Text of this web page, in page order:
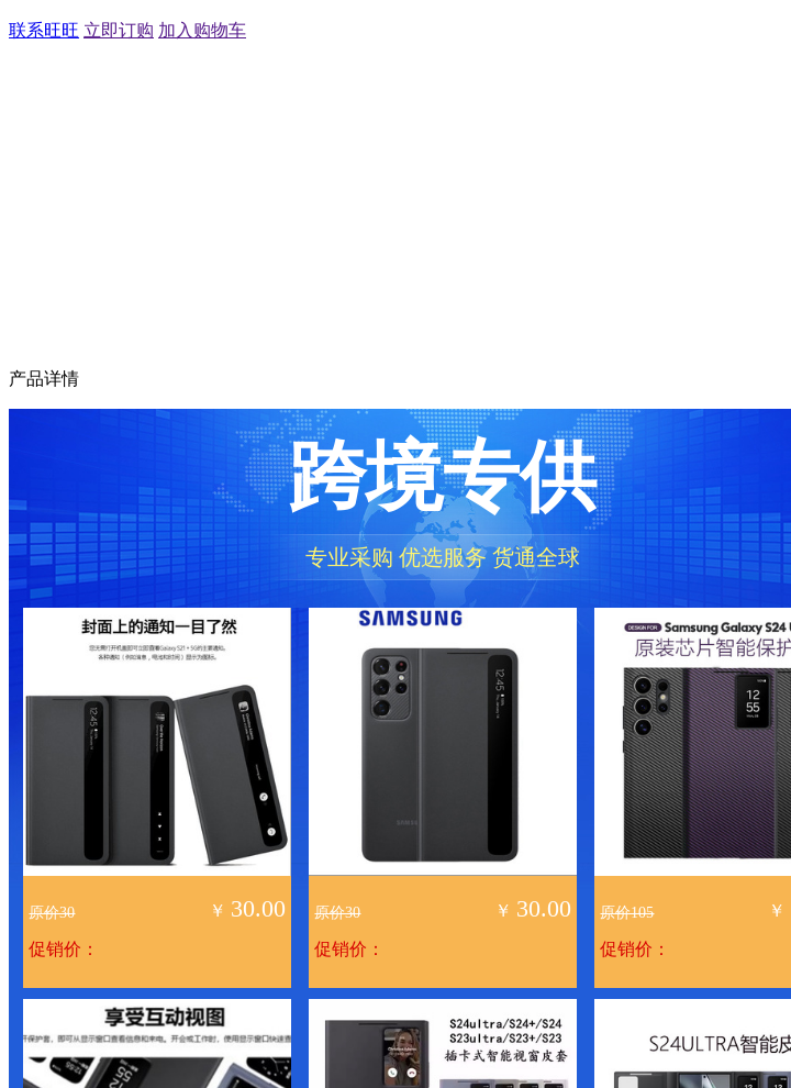
联系旺旺 立即订购 加入购物车
产品详情
跨境专供
专业采购 优选服务 货通全球
原价30
促销价：
￥ 30.00 原价30
促销价：
￥ 30.00 原价105
促销价：
￥